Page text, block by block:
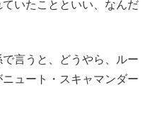
いたことといい、なんだ
言うと、どうやら、ルー
ュート・スキャマンダー